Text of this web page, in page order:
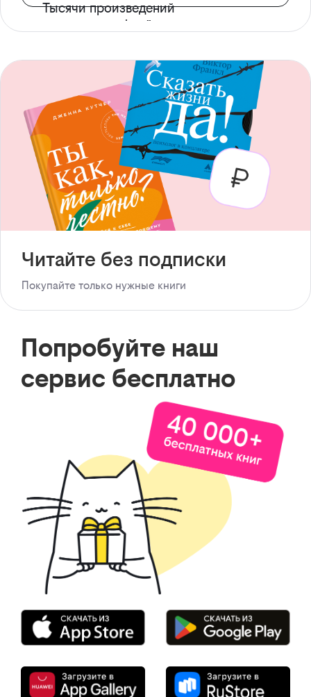
Тысячи произведений
с доступом офлайн
Читайте без подписки
Покупайте только нужные книги
Попробуйте наш
сервис бесплатно